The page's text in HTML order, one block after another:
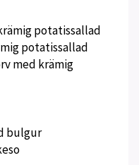
potatissallad
potatissallad
med krämig
bulgur